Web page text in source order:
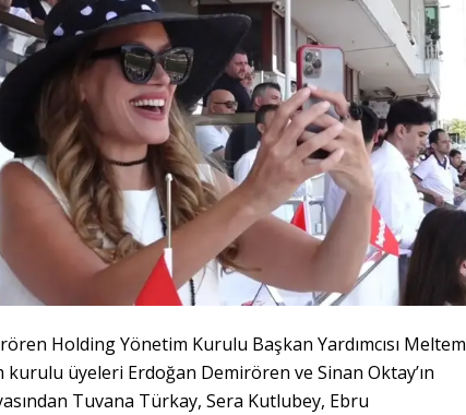
Holding Yönetim Kurulu Başkan Yardımcısı Meltem
üyeleri Erdoğan Demirören ve Sinan Oktay’ın
Tuvana Türkay, Sera Kutlubey, Ebru